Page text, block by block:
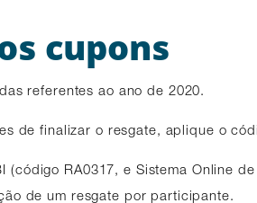
cupons
referentes ao ano de 2020.
de finalizar o resgate, aplique o
RA0317, e Sistema Online
de um resgate por participante.